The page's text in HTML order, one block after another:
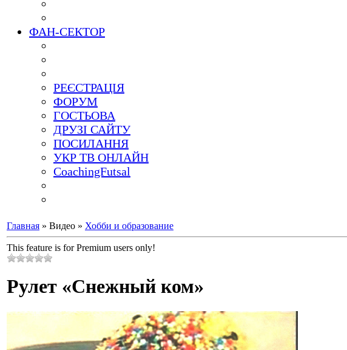
ФАН-СЕКТОР
РЕЄСТРАЦІЯ
ФОРУМ
ГОСТЬОВА
ДРУЗІ САЙТУ
ПОСИЛАННЯ
УКР ТВ ОНЛАЙН
CoachingFutsal
Главная » Видео » Хобби и образование
This feature is for Premium users only!
Рулет «Снежный ком»